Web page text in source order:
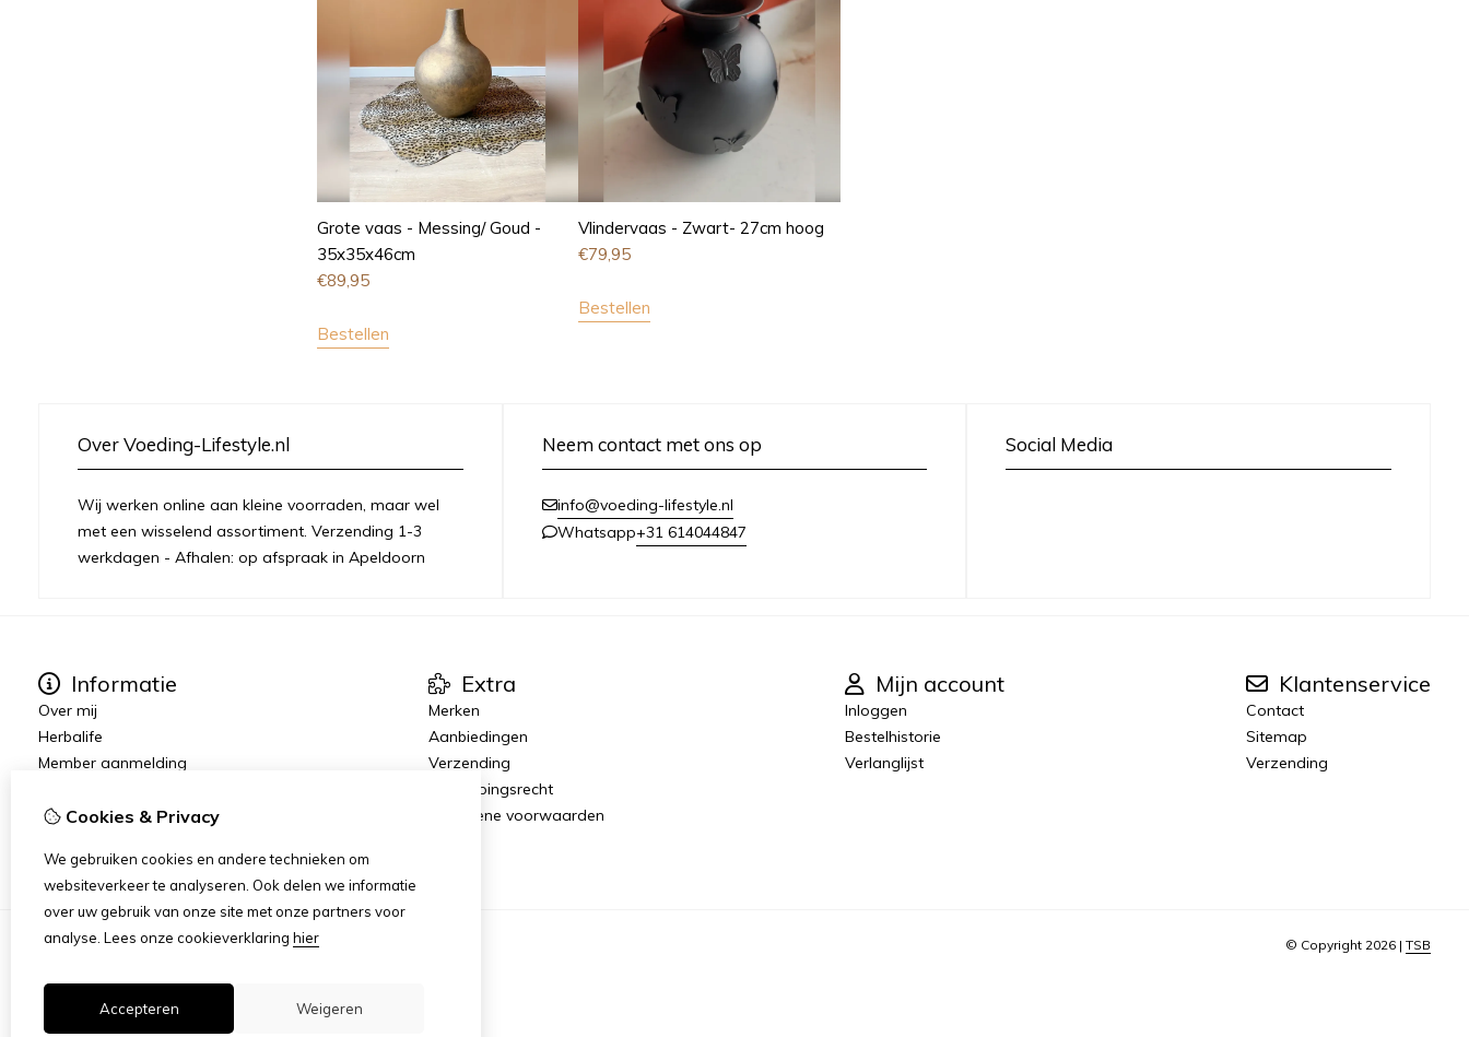
Grote vaas - Messing/ Goud -
35x35x46cm
€89,95
Bestellen
Vlindervaas - Zwart- 27cm hoog
€79,95
Bestellen
Over Voeding-Lifestyle.nl
Wij werken online aan kleine voorraden, maar wel
met een wisselend assortiment. Verzending 1-3
werkdagen - Afhalen: op afspraak in Apeldoorn
Neem contact met ons op
info@voeding-lifestyle.nl
Whatsapp+31 614044847
Social Media
Informatie
Over mij
Herbalife
Member aanmelding
Join The Team
Extra
Merken
Aanbiedingen
Verzending
Herroepingsrecht
Algemene voorwaarden
Mijn account
Inloggen
Bestelhistorie
Verlanglijst
Klantenservice
Contact
Sitemap
Verzending
© Copyright 2026 | TSB
Cookies & Privacy
We gebruiken cookies en andere technieken om
websiteverkeer te analyseren. Ook delen we informatie
over uw gebruik van onze site met onze partners voor
analyse. Lees onze cookieverklaring hier
Accepteren Weigeren